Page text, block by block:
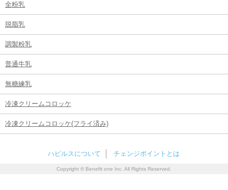
全粉乳
脱脂乳
調製粉乳
普通牛乳
無糖練乳
冷凍クリームコロッケ
冷凍クリームコロッケ(フライ済み)
ハピルスについて チェンジポイントとは
Copyright © Benefit one Inc. All Rights Reserved.